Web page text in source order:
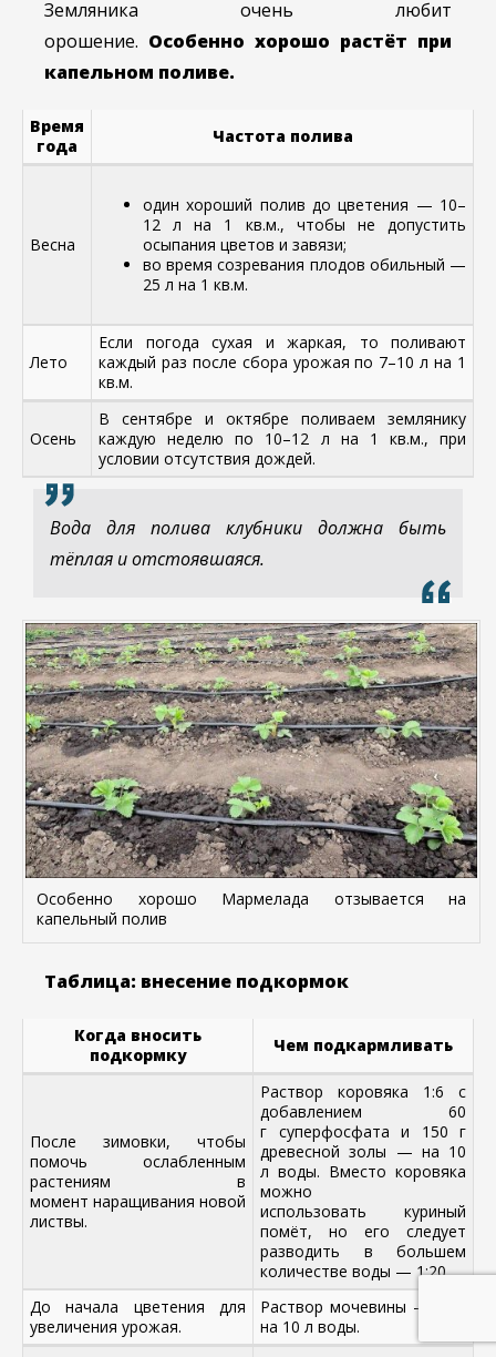
Земляника очень любит
орошение. Особенно хорошо растёт при
капельном поливе.
Время
года
Частота полива
Весна
один хороший полив до цветения — 10–
12 л на 1 кв.м., чтобы не допустить
осыпания цветов и завязи;
во время созревания плодов обильный —
25 л на 1 кв.м.
Лето
Если погода сухая и жаркая, то поливают
каждый раз после сбора урожая по 7–10 л на 1
кв.м.
Осень
В сентябре и октябре поливаем землянику
каждую неделю по 10–12 л на 1 кв.м., при
условии отсутствия дождей.
Вода для полива клубники должна быть
тёплая и отстоявшаяся.
Особенно хорошо Мармелада отзывается на
капельный полив
Таблица: внесение подкормок
Когда вносить
подкормку
Чем подкармливать
После зимовки, чтобы
помочь ослабленным
растениям в
момент наращивания новой
листвы.
Раствор коровяка 1:6 с
добавлением 60
г суперфосфата и 150 г
древесной золы — на 10
л воды. Вместо коровяка
можно
использовать куриный
помёт, но его следует
разводить в большем
количестве воды — 1:20.
До начала цветения для
увеличения урожая.
Раствор мочевины — 30 г
на 10 л воды.